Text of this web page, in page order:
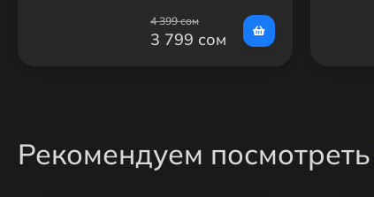
4 399 сом
3 799 сом
Рекомендуем посмотреть